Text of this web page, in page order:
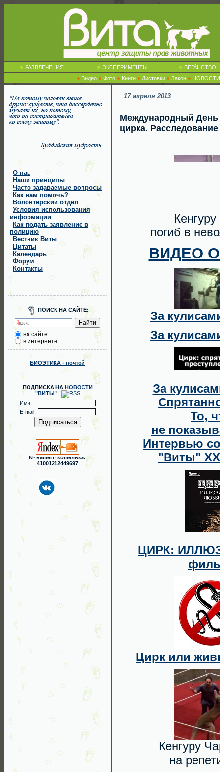
РАЗВЛЕЧЕНИЯ ЭКСПЕРИМЕНТЫ
ВЕГА́НСТВО
Видео
Фото Книги Листовки Закон НОВОСТИ
О нас
Наши принципы
Часто задаваемые вопросы
Как нам помочь?
Волонтерский отдел
Условия использования
информации
Как подать заявление в
полицию
Вестник Виты
Цитаты
Календарь
Форум
Контакты
ПОИСК НА САЙТЕ:
на сайте
в интернете
БИОЭТИКА - почтой
ПОДПИСКА НА НОВОСТИ
"ВИТЫ"|
Имя:
E-mail:
№ нашего кошелька:
41001212449697
17 апреля 2013
Международный День
цирка.
погиб в
ВИДЕО
За
За
За
То,
не
Интервью
"Виты"
ЦИРК:
Цирк или
Кенгуру
на